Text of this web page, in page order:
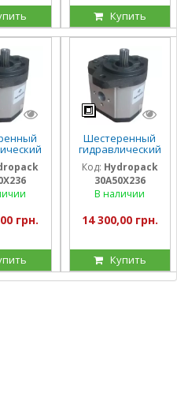
Купить
(50
грн.
Шестеренный
гидравлический
насос Hydropack
30A50X236 (50
см3) левого
вращения
Код: Hydropack
30A50X236
В наличии
14 300,00 грн.
Купить